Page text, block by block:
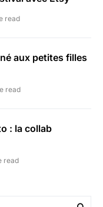
read
aux petites filles
read
: la collab
read